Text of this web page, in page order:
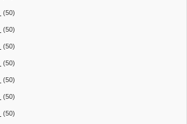
(50)
(50)
(50)
(50)
(50)
(50)
(50)